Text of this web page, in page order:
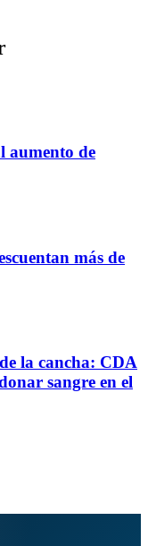
aumento de
más de
la cancha: CDA
sangre en el